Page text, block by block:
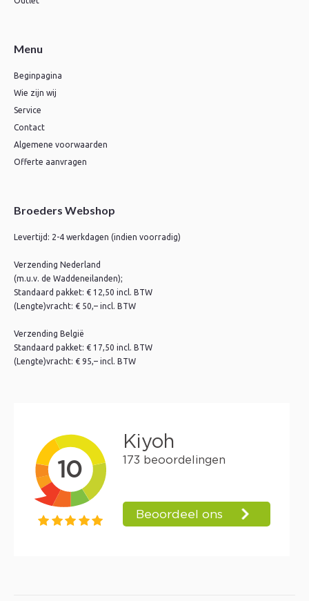
Menu
Beginpagina
Wie zijn wij
Service
Contact
Algemene voorwaarden
Offerte aanvragen
Broeders Webshop
Levertijd: 2-4 werkdagen (indien voorradig)
Verzending Nederland
(m.u.v. de Waddeneilanden);
Standaard pakket: € 12,50 incl. BTW
(Lengte)vracht: € 50,– incl. BTW
Verzending België
Standaard pakket: € 17,50 incl. BTW
(Lengte)vracht: € 95,– incl. BTW